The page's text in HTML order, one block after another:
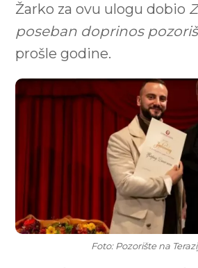
Žarko za ovu ulogu dobio
poseban doprinos
prošle godine.
Foto: Pozorište na